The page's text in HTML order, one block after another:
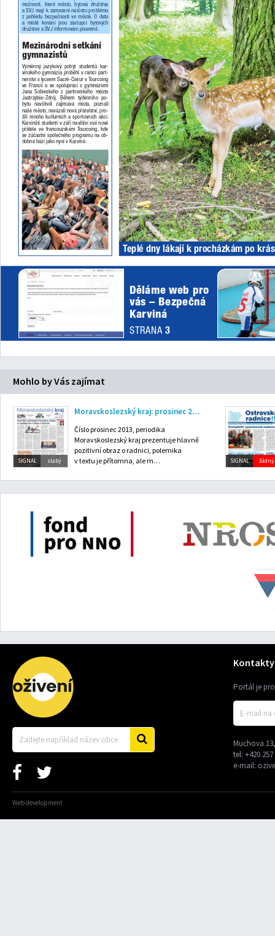
Mohlo by Vás zajímat
SIGNAL slabý
Moravskoslezský kraj: prosinec 2013
Číslo prosinec 2013, periodika
Moravskoslezský kraj prezentuje hlavně
pozitivní obraz o radnici, polemika
v textu je přítomna, ale m…
SIGNAL žádný
Kontakty
Portál je
Muchova
tel: +420
e-mail:
Web development